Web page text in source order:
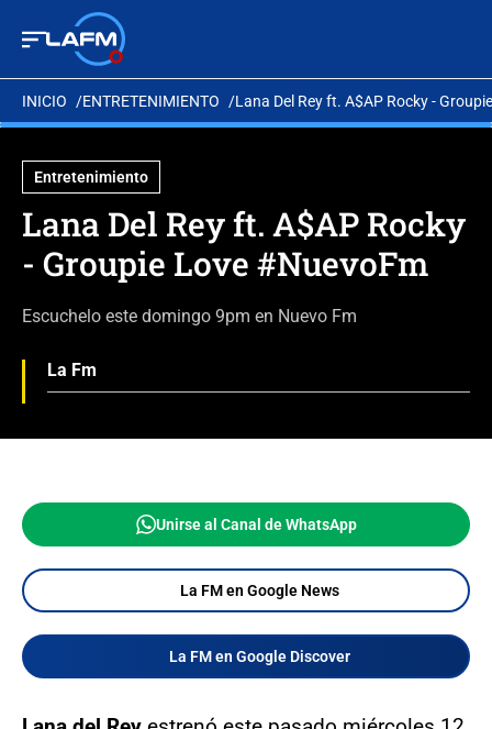
INICIO ENTRETENIMIENTO Lana Del Rey ft. A$AP Rocky -
Entretenimiento
Lana Del Rey ft. A$AP Rocky
- Groupie Love #NuevoFm
Escuchelo este domingo 9pm en Nuevo Fm
La Fm
Unirse al Canal de WhatsApp
La FM en Google News
La FM en Google Discover